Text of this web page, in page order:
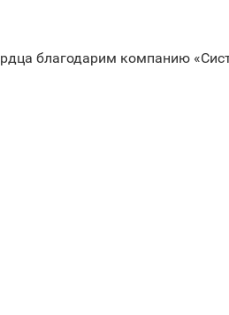
благодарим компанию